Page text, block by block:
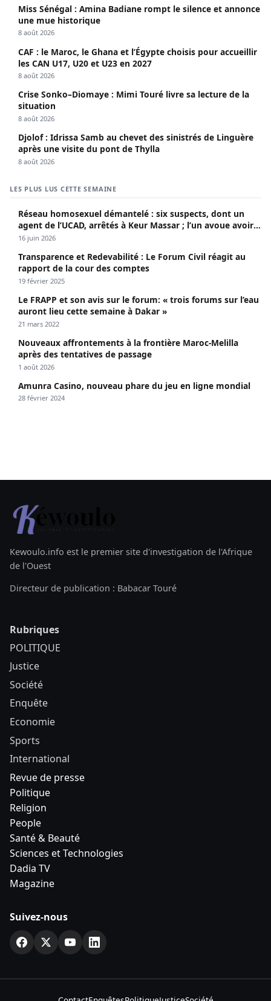
Miss Sénégal : Amina Badiane rompt le silence et annonce
une mue historique
8 août 2026
CAF : le Maroc, le Ghana et l’Égypte choisis pour accueillir
les CAN U17, U20 et U23 en 2027
8 août 2026
Crise Sonko–Diomaye : Mimi Touré livre sa lecture de la
situation
8 août 2026
Djolof : Idrissa Samb au chevet des sinistrés de Linguère
après une visite du pont de Thylla
8 août 2026
LES PLUS LUS CETTE SEMAINE
Réseau homosexuel démantelé : six suspects, dont un
agent de l’UCAD, arrêtés à Keur Massar ; l’un avoue avoir
propagé le VIH depuis 2018
16 juin 2026
Transparence et Redevabilité : Le Forum Civil réagit au
rapport de la cour des comptes
19 février 2025
Le FRAPP et son avis sur le forum: « trois forums sur l’eau
auront lieu cette semaine à Dakar »
21 mars 2022
Nouveaux affrontements à la frontière Maroc-Melilla
après des tentatives de passage
1 août 2026
Amunra Casino, nouveau phare du jeu en ligne mondial
28 février 2024
Kewoulo.info est le premier site d'investigation de l'Afrique
de l'Ouest
Directeur de publication : Babacar Touré
Rubriques
POLITIQUE
Justice
Société
Enquête
Economie
Sports
International
Revue de presse
Politique
Religion
People
Santé & Beauté
Sciences et Technologies
Dadia TV
Magazine
Suivez-nous